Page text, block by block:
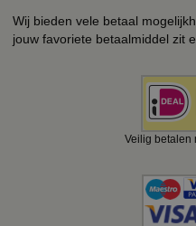
Wij bieden vele betaal
jouw favoriete betaalmiddel zit
Veilig betalen